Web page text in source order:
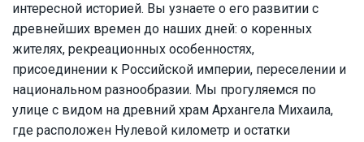
интересной историей. Вы узнаете о его развитии с
древнейших времен до наших дней: о коренных
жителях, рекреационных особенностях,
присоединении к Российской империи, переселении и
национальном разнообразии. Мы прогуляемся по
улице с видом на древний храм Архангела Михаила,
где расположен Нулевой километр и остатки